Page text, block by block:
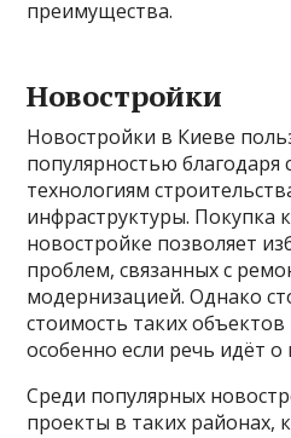
преимущества.
Новостройки
Новостройки в Киеве
популярностью
технологиям
инфраструктуры. Покупка
новостройке позволяет
проблем, связанных с
модернизацией. Однако
стоимость таких
особенно если речь идёт
Среди популярных
проекты в таких районах,